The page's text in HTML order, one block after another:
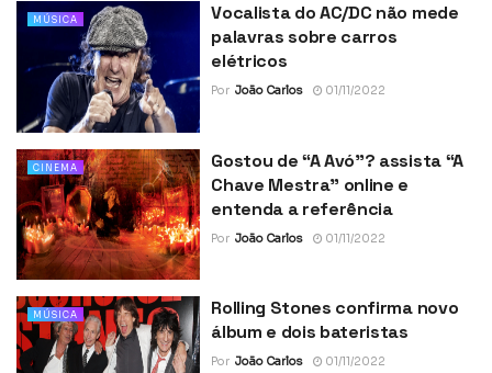
MÚSICA
Vocalista do AC/DC não mede
palavras sobre carros
elétricos
Por João Carlos 01/11/2022
CINEMA
Gostou de “A Avó”? assista “A
Chave Mestra” online e
entenda a referência
Por João Carlos 01/11/2022
MÚSICA
Rolling Stones confirma novo
álbum e dois bateristas
Por João Carlos 01/11/2022